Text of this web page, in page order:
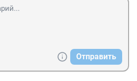
Отправить